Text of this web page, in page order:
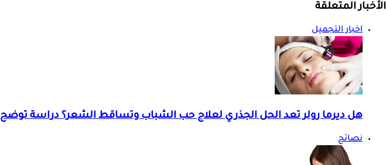
الأخبار المتعلقة
اخبار التجميل
هل ديرما رولر تعد الحل الجذري لعلاج حب الشباب وتساقط الشعر؟ دراسة توضح
نصائح